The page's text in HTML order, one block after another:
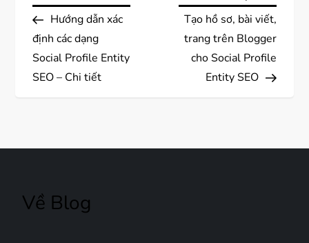
i
ề
ớ
PostHướng dẫn xác
định các dạng
Social Profile Entity
SEO – Chi tiết
Tạo hồ sơ, bài viết,
trang trên Blogger
cho Social Profile
Entity SEO
Về Blog